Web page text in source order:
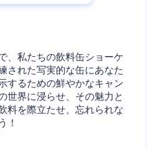
、私たちの飲料缶ショーケ
された写実的な缶にあなた
するための鮮やかなキャン
世界に浸らせ、その魅力と
料を際立たせ、忘れられな
！